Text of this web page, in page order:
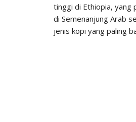
tinggi di Ethiopia, yang
di Semenanjung Arab
jenis kopi yang paling